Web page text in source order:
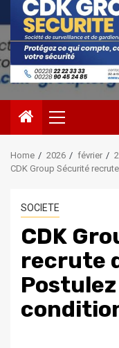
Primary
Menu
Home 2026 février
CDK Group Sécurité
SOCIETE
CDK
recrute